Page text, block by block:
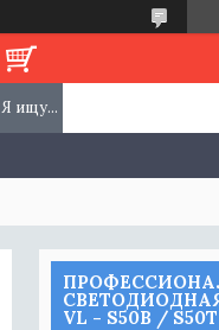
VL - S50B / S50T